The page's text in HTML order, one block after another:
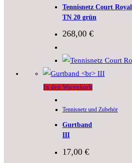
Tennisnetz Court Royal
TN 20 grün
268,00 €
In den Warenkorb
Tennisnetz und Zubehör
Gurtband
III
17,00 €